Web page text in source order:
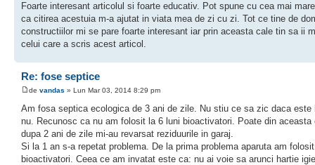
Foarte interesant articolul si foarte educativ. Pot spune cu cea mai
ca citirea acestuia m-a ajutat in viata mea de zi cu zi. Tot ce tine de
constructiilor mi se pare foarte interesant iar prin aceasta cale tin sa ii
celui care a scris acest articol.
Re: fose septice
de vandas » Lun Mar 03, 2014 8:29 pm
Am fosa septica ecologica de 3 ani de zile. Nu stiu ce sa zic daca este
nu. Recunosc ca nu am folosit la 6 luni bioactivatori. Poate din aceasta
dupa 2 ani de zile mi-au revarsat reziduurile in garaj.
Si la 1 an s-a repetat problema. De la prima problema aparuta am folosit
bioactivatori. Ceea ce am invatat este ca: nu ai voie sa arunci hartie